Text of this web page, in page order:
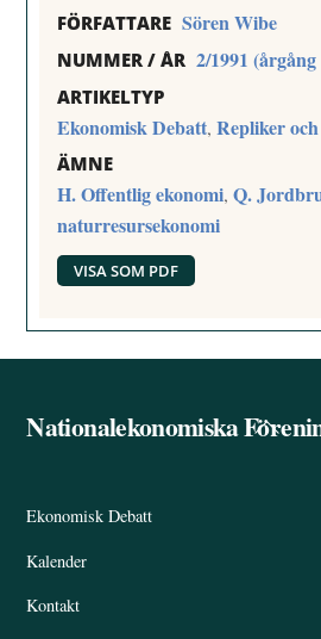
FÖRFATTARE Sören Wibe
NUMMER / ÅR 2/1991 (årgång
ARTIKELTYP
Ekonomisk Debatt,Repliker
ÄMNE
H. Offentlig ekonomi,Q.
naturresursekonomi
VISA SOM PDF
Back
Nationalekonomiska
Ekonomisk Debatt
Kalender
Kontakt